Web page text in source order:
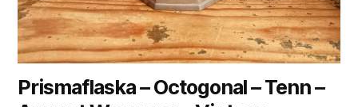
Prismaflaska – Octogonal – Tenn –